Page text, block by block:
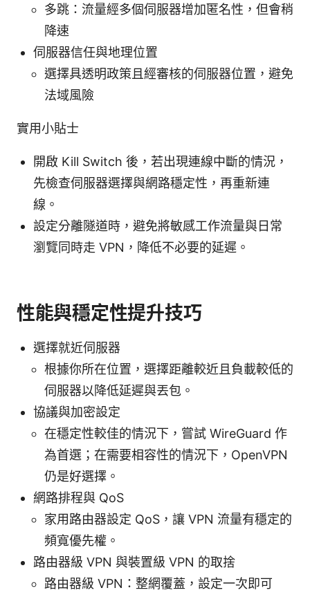
多跳：流量經多個伺服器增加匿名性，但會稍
降速
伺服器信任與地理位置
選擇具透明政策且經審核的伺服器位置，避免
法域風險
實用小貼士
開啟 Kill Switch 後，若出現連線中斷的情況，
先檢查伺服器選擇與網路穩定性，再重新連
線。
設定分離隧道時，避免將敏感工作流量與日常
瀏覽同時走 VPN，降低不必要的延遲。
性能與穩定性提升技巧
選擇就近伺服器
根據你所在位置，選擇距離較近且負載較低的
伺服器以降低延遲與丟包。
協議與加密設定
在穩定性較佳的情況下，嘗試 WireGuard 作
為首選；在需要相容性的情況下，OpenVPN
仍是好選擇。
網路排程與 QoS
家用路由器設定 QoS，讓 VPN 流量有穩定的
頻寬優先權。
路由器級 VPN 與裝置級 VPN 的取捨
路由器級 VPN：整網覆蓋，設定一次即可